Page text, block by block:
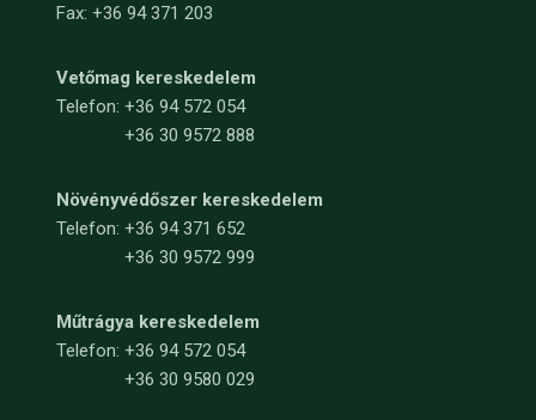
Fax: +36 94 371 203
Vetőmag kereskedelem
Telefon: +36 94 572 054
+36 30 9572 888
Növényvédőszer kereskedelem
Telefon: +36 94 371 652
+36 30 9572 999
Műtrágya kereskedelem
Telefon: +36 94 572 054
+36 30 9580 029